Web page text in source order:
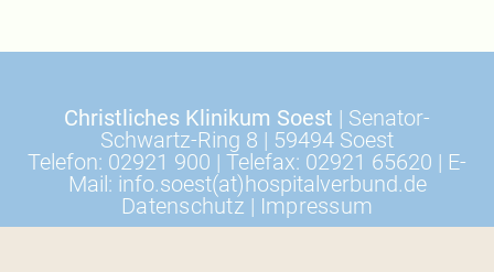
Christliches Klinikum Soest | Senator-
Schwartz-Ring 8 | 59494 Soest
Telefon: 02921 900 | Telefax: 02921 65620 | E-
Mail: info.soest(at)hospitalverbund.de
Datenschutz | Impressum